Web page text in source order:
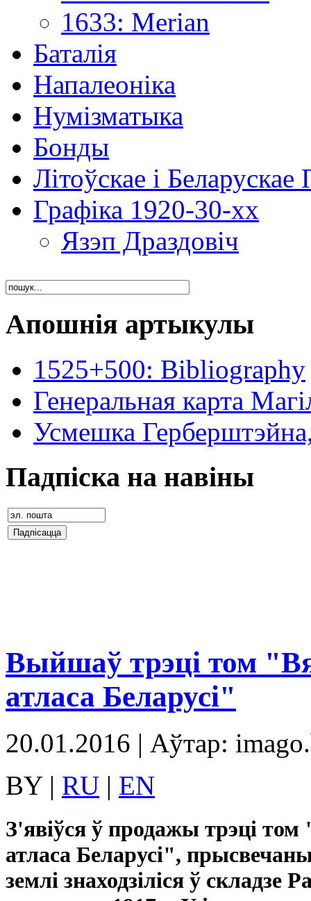
1633: Merian
Баталія
Напалеоніка
Нумізматыка
Бонды
Літоўскае і
Графіка 1920-30-хх
Язэп Драздовіч
Апошнія артыкулы
1525+500: Bibliography
Генеральная карта
Усмешка
Падпіска на навіны
Выйшаў трэці том
атласа Беларусі"
20.01.2016 | Аўтар:
BY | RU | EN
З'явіўся ў продажы трэці том
атласа Беларусі",
землі знаходзіліся ў складзе